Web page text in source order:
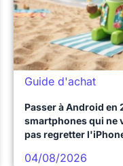
Guide d'achat
Passer à Android en
smartphones qui ne
pas regretter
04/08/2026